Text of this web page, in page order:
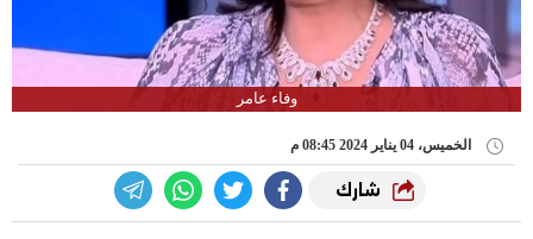
وفاء عامر
الخميس، 04 يناير 2024 08:45 م
شارك